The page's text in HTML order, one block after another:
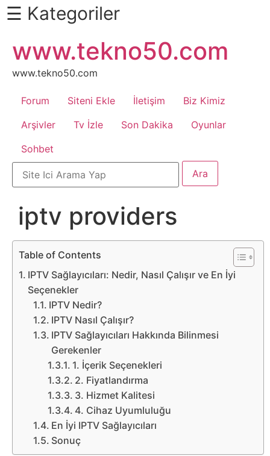
Daha
Fazlası
İçin
Kaydır
Android
Apk
Arabalar
Bankacılık
İşlemleri
Belgesel
Bilgi
Bilgisayar
Bilim
Bitcoin
Bitkiler
☰ Kategoriler
atla
www.tekno50.com
www.tekno50.com
Forum Siteni Ekle İletişim
Biz Kimiz
Arşivler
Tv İzle Son Dakika
Oyunlar
Sohbet
iptv providers
Table of Contents
IPTV Sağlayıcıları: Nedir, Nasıl Çalışır ve En İyi
Seçenekler
IPTV Nedir?
IPTV Nasıl Çalışır?
IPTV Sağlayıcıları Hakkında Bilinmesi
Gerekenler
1. İçerik Seçenekleri
2. Fiyatlandırma
3. Hizmet Kalitesi
4. Cihaz Uyumluluğu
En İyi IPTV Sağlayıcıları
Sonuç